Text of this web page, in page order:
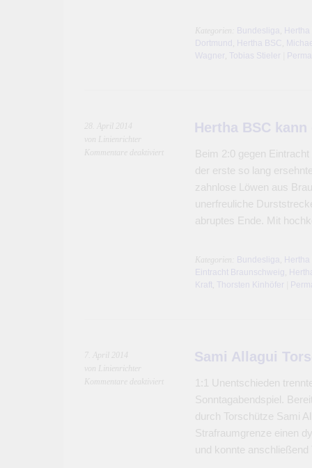
Kategorien: Bundesliga Hertha
Dortmund
Hertha BSC
Wagner
Tobias Stieler
28. April 2014
von Linienrichter
Kommentare deaktiviert
Hertha BSC
Beim 2:0 gegen
der erste so lang
zahnlose Löwen aus
unerfreuliche
abruptes Ende. Mit
Kategorien: Bundesliga Hertha
Eintracht Braunschweig
Kraft
Thorsten Kinhöfer
7. April 2014
von Linienrichter
Kommentare deaktiviert
Torschütze
Hoffenheim
Sami Allagui
1:1 Unentschieden
Sonntagabendspiel.
durch Torschütze Sami
Strafraumgrenze einen
und konnte